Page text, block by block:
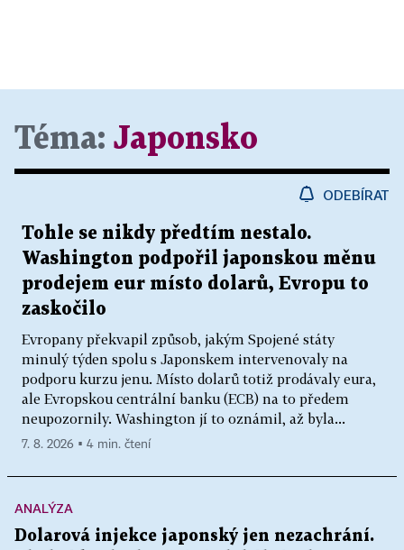
Téma: Japonsko
ODEBÍRAT
Tohle se nikdy předtím nestalo.
Washington podpořil japonskou měnu
prodejem eur místo dolarů, Evropu to
zaskočilo
Evropany překvapil způsob, jakým Spojené státy
minulý týden spolu s Japonskem intervenovaly na
podporu kurzu jenu. Místo dolarů totiž prodávaly eura,
ale Evropskou centrální banku (ECB) na to předem
neupozornily. Washington jí to oznámil, až byla...
7. 8. 2026 ▪ 4 min. čtení
ANALÝZA
Dolarová injekce japonský jen nezachrání.